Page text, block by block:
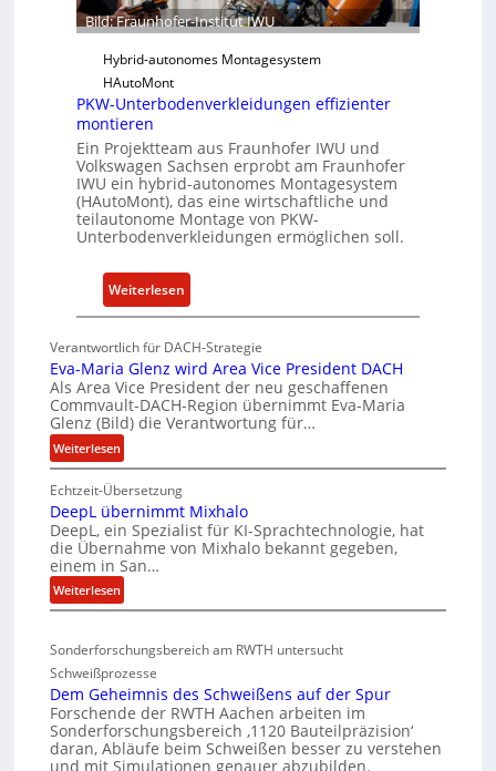
n
d
K
n
s
t
t
t
e
e
n
t
c
e
l
n
R
S
-
V
i
r
h
e
Bild: Fraunhofer-Institut IWU
Hybrid-autonomes Montagesystem
HAutoMont
PKW-Unterbodenverkleidungen effizienter
montieren
Ein Projektteam aus Fraunhofer IWU und
Volkswagen Sachsen erprobt am Fraunhofer
IWU ein hybrid-autonomes Montagesystem
(HAutoMont), das eine wirtschaftliche und
teilautonome Montage von PKW-
Unterbodenverkleidungen ermöglichen soll.
Weiterlesen
P
W
-
U
n
e
b
o
n
e
k
l
e
Verantwortlich für DACH-Strategie
Eva-Maria Glenz wird Area Vice President DACH
Als Area Vice President der neu geschaffenen
Commvault-DACH-Region übernimmt Eva-Maria
Glenz (Bild) die Verantwortung für…
Weiterlesen:
E
v
a
-
M
a
r
i
G
l
e
n
z
w
Echtzeit-Übersetzung
DeepL übernimmt Mixhalo
DeepL, ein Spezialist für KI-Sprachtechnologie, hat
die Übernahme von Mixhalo bekannt gegeben,
einem in San…
Weiterlesen:
D
e
p
L
ü
b
e
Sonderforschungsbereich am RWTH untersucht
Schweißprozesse
Dem Geheimnis des Schweißens auf der Spur
Forschende der RWTH Aachen arbeiten im
Sonderforschungsbereich ‚1120 Bauteilpräzision‘
daran, Abläufe beim Schweißen besser zu verstehen
und mit Simulationen genauer abzubilden.